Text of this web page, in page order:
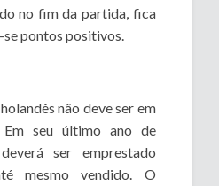
no fim da partida, fica
pontos positivos.
não deve ser em
Em seu último ano de
ser emprestado
mesmo vendido. O